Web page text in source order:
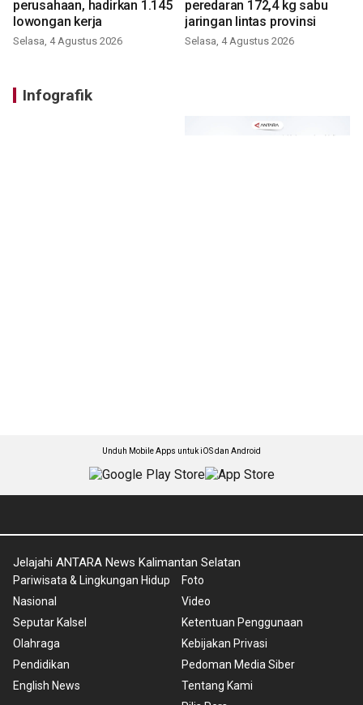
perusahaan, hadirkan 1.145
lowongan kerja
Selasa, 4 Agustus 2026
peredaran 172,4 kg sabu
jaringan lintas provinsi
Selasa, 4 Agustus 2026
Infografik
Unduh Mobile Apps untuk iOS dan Android
Jelajahi ANTARA News Kalimantan Selatan
Pariwisata & Lingkungan Hidup
Nasional
Seputar Kalsel
Olahraga
Pendidikan
English News
Foto
Video
Ketentuan Penggunaan
Kebijakan Privasi
Pedoman Media Siber
Tentang Kami